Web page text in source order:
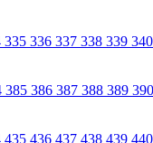
335 336 337 338 339 340
385 386 387 388 389 390
435 436 437 438 439 440